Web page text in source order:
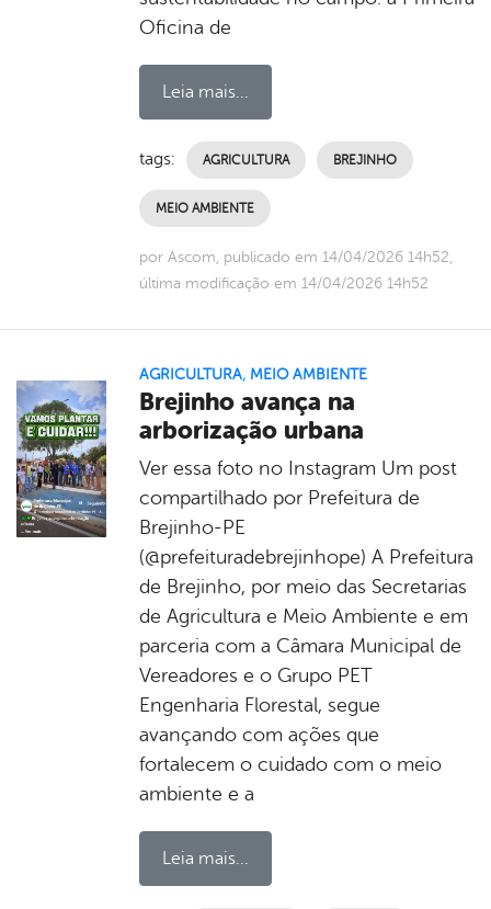
Oficina de
Leia mais...
tags: AGRICULTURA BREJINHO
MEIO AMBIENTE
por Ascom, publicado em 14/04/2026 14h52,
última modificação em 14/04/2026 14h52
AGRICULTURA, MEIO AMBIENTE
Brejinho avança na
arborização urbana
Ver essa foto no Instagram Um post
compartilhado por Prefeitura de
Brejinho-PE
(@prefeituradebrejinhope) A Prefeitura
de Brejinho, por meio das Secretarias
de Agricultura e Meio Ambiente e em
parceria com a Câmara Municipal de
Vereadores e o Grupo PET
Engenharia Florestal, segue
avançando com ações que
fortalecem o cuidado com o meio
ambiente e a
Leia mais...